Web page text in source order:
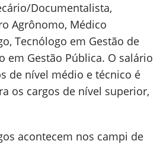
Documentalista,
Agrônomo, Médico
Tecnólogo em Gestão de
em Gestão Pública. O salário
de nível médio e técnico é
os cargos de nível superior,
acontecem nos campi de